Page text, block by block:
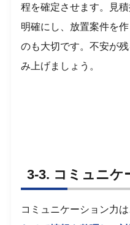
程を確定させます。見
明確にし、放置案件を
のも大切です。不安が
み上げましょう。
3-3. コミュニケ
コミュニケーション力